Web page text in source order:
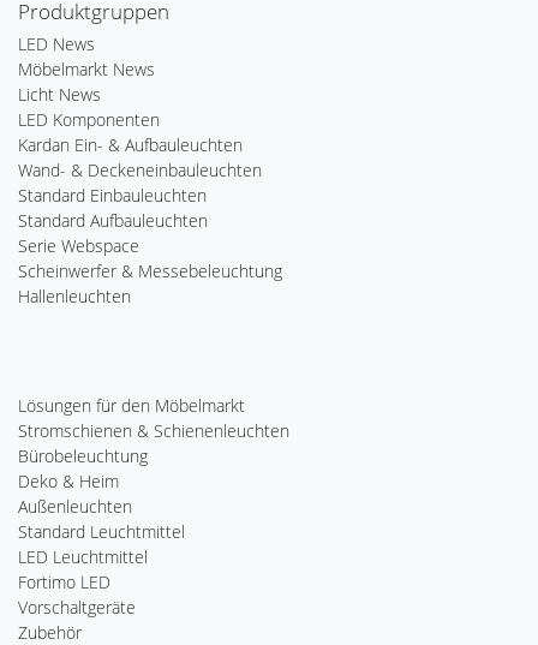
Produktgruppen
LED News
Möbelmarkt News
Licht News
LED Komponenten
Kardan Ein- & Aufbauleuchten
Wand- & Deckeneinbauleuchten
Standard Einbauleuchten
Standard Aufbauleuchten
Serie Webspace
Scheinwerfer & Messebeleuchtung
Hallenleuchten
Lösungen für den Möbelmarkt
Stromschienen & Schienenleuchten
Bürobeleuchtung
Deko & Heim
Außenleuchten
Standard Leuchtmittel
LED Leuchtmittel
Fortimo LED
Vorschaltgeräte
Zubehör